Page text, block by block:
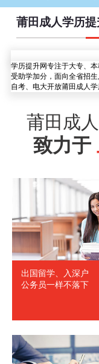
赵先生
孙女士
李先生
王女士
林先生
马女士
刘先生
赵先生
莆田成人学历
学历提升网专注于大专、
受助学加分，面向全省招
自考、电大开放莆田成人
莆田成
致力于
出国留学、入深户
公务员一样不落下